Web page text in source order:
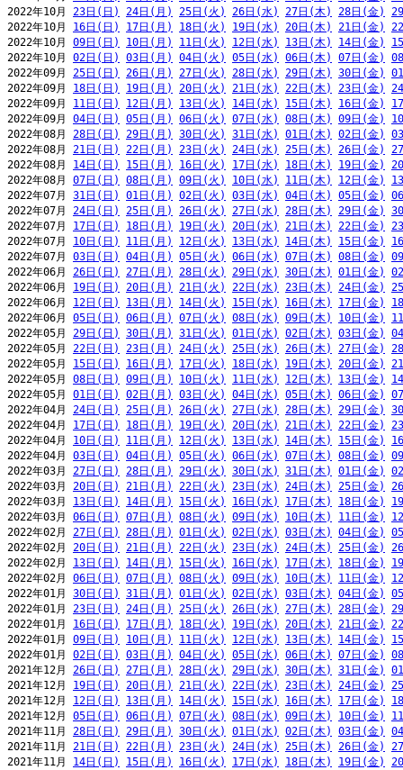
2022年10月 23日(日) 24日(月) 25日(火) 26日(水) 27日(木) 28日(金)
2022年10月 16日(日) 17日(月) 18日(火) 19日(水) 20日(木) 21日(金)
2022年10月 09日(日) 10日(月) 11日(火) 12日(水) 13日(木) 14日(金)
2022年10月 02日(日) 03日(月) 04日(火) 05日(水) 06日(木) 07日(金)
2022年09月 25日(日) 26日(月) 27日(火) 28日(水) 29日(木) 30日(金)
2022年09月 18日(日) 19日(月) 20日(火) 21日(水) 22日(木) 23日(金)
2022年09月 11日(日) 12日(月) 13日(火) 14日(水) 15日(木) 16日(金)
2022年09月 04日(日) 05日(月) 06日(火) 07日(水) 08日(木) 09日(金)
2022年08月 28日(日) 29日(月) 30日(火) 31日(水) 01日(木) 02日(金)
2022年08月 21日(日) 22日(月) 23日(火) 24日(水) 25日(木) 26日(金)
2022年08月 14日(日) 15日(月) 16日(火) 17日(水) 18日(木) 19日(金)
2022年08月 07日(日) 08日(月) 09日(火) 10日(水) 11日(木) 12日(金)
2022年07月 31日(日) 01日(月) 02日(火) 03日(水) 04日(木) 05日(金)
2022年07月 24日(日) 25日(月) 26日(火) 27日(水) 28日(木) 29日(金)
2022年07月 17日(日) 18日(月) 19日(火) 20日(水) 21日(木) 22日(金)
2022年07月 10日(日) 11日(月) 12日(火) 13日(水) 14日(木) 15日(金)
2022年07月 03日(日) 04日(月) 05日(火) 06日(水) 07日(木) 08日(金)
2022年06月 26日(日) 27日(月) 28日(火) 29日(水) 30日(木) 01日(金)
2022年06月 19日(日) 20日(月) 21日(火) 22日(水) 23日(木) 24日(金)
2022年06月 12日(日) 13日(月) 14日(火) 15日(水) 16日(木) 17日(金)
2022年06月 05日(日) 06日(月) 07日(火) 08日(水) 09日(木) 10日(金)
2022年05月 29日(日) 30日(月) 31日(火) 01日(水) 02日(木) 03日(金)
2022年05月 22日(日) 23日(月) 24日(火) 25日(水) 26日(木) 27日(金)
2022年05月 15日(日) 16日(月) 17日(火) 18日(水) 19日(木) 20日(金)
2022年05月 08日(日) 09日(月) 10日(火) 11日(水) 12日(木) 13日(金)
2022年05月 01日(日) 02日(月) 03日(火) 04日(水) 05日(木) 06日(金)
2022年04月 24日(日) 25日(月) 26日(火) 27日(水) 28日(木) 29日(金)
2022年04月 17日(日) 18日(月) 19日(火) 20日(水) 21日(木) 22日(金)
2022年04月 10日(日) 11日(月) 12日(火) 13日(水) 14日(木) 15日(金)
2022年04月 03日(日) 04日(月) 05日(火) 06日(水) 07日(木) 08日(金)
2022年03月 27日(日) 28日(月) 29日(火) 30日(水) 31日(木) 01日(金)
2022年03月 20日(日) 21日(月) 22日(火) 23日(水) 24日(木) 25日(金)
2022年03月 13日(日) 14日(月) 15日(火) 16日(水) 17日(木) 18日(金)
2022年03月 06日(日) 07日(月) 08日(火) 09日(水) 10日(木) 11日(金)
2022年02月 27日(日) 28日(月) 01日(火) 02日(水) 03日(木) 04日(金)
2022年02月 20日(日) 21日(月) 22日(火) 23日(水) 24日(木) 25日(金)
2022年02月 13日(日) 14日(月) 15日(火) 16日(水) 17日(木) 18日(金)
2022年02月 06日(日) 07日(月) 08日(火) 09日(水) 10日(木) 11日(金)
2022年01月 30日(日) 31日(月) 01日(火) 02日(水) 03日(木) 04日(金)
2022年01月 23日(日) 24日(月) 25日(火) 26日(水) 27日(木) 28日(金)
2022年01月 16日(日) 17日(月) 18日(火) 19日(水) 20日(木) 21日(金)
2022年01月 09日(日) 10日(月) 11日(火) 12日(水) 13日(木) 14日(金)
2022年01月 02日(日) 03日(月) 04日(火) 05日(水) 06日(木) 07日(金)
2021年12月 26日(日) 27日(月) 28日(火) 29日(水) 30日(木) 31日(金)
2021年12月 19日(日) 20日(月) 21日(火) 22日(水) 23日(木) 24日(金)
2021年12月 12日(日) 13日(月) 14日(火) 15日(水) 16日(木) 17日(金)
2021年12月 05日(日) 06日(月) 07日(火) 08日(水) 09日(木) 10日(金)
2021年11月 28日(日) 29日(月) 30日(火) 01日(水) 02日(木) 03日(金)
2021年11月 21日(日) 22日(月) 23日(火) 24日(水) 25日(木) 26日(金)
2021年11月 14日(日) 15日(月) 16日(火) 17日(水) 18日(木) 19日(金)